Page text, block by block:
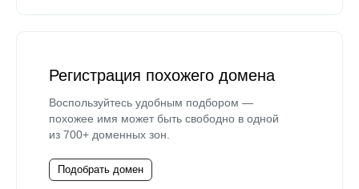
Регистрация похожего домена
Воспользуйтесь удобным подбором —
похожее имя может быть свободно в одной
из 700+ доменных зон.
Подобрать домен